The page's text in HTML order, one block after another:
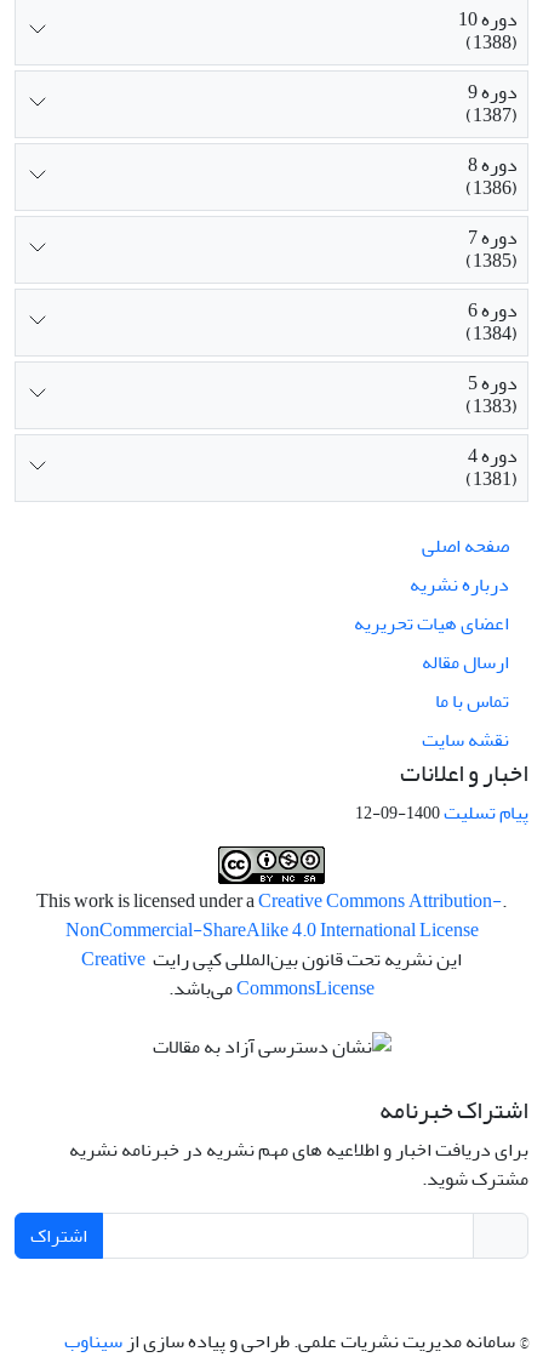
دوره 10
(1388)
دوره 9
(1387)
دوره 8
(1386)
دوره 7
(1385)
دوره 6
(1384)
دوره 5
(1383)
دوره 4
(1381)
صفحه اصلی
درباره نشریه
اعضای هیات تحریریه
ارسال مقاله
تماس با ما
نقشه سایت
اخبار و اعلانات
پیام تسلیت1400-09-12
.This work is licensed under a
Creative Commons Attribution-
NonCommercial-ShareAlike 4.0 International License
این نشریه تحت قانون بین‌المللی کپی رایت Creative
CommonsLicense می‌باشد.
اشتراک خبرنامه
برای دریافت اخبار و اطلاعیه های مهم نشریه در خبرنامه نشریه
مشترک شوید.
اشتراک
© سامانه مدیریت نشریات علمی.طراحی و پیاده سازی از سیناوب